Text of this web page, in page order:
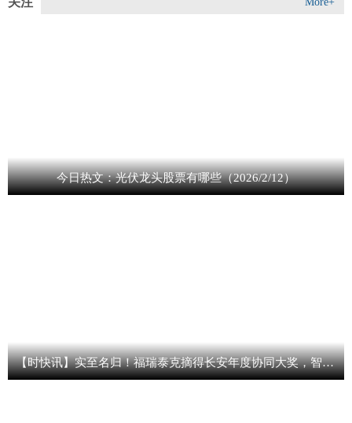
今日热文：光伏龙头股票有哪些（2026/2/12）
【时快讯】实至名归！福瑞泰克摘得长安年度协同大奖，智驾共生再谱新篇